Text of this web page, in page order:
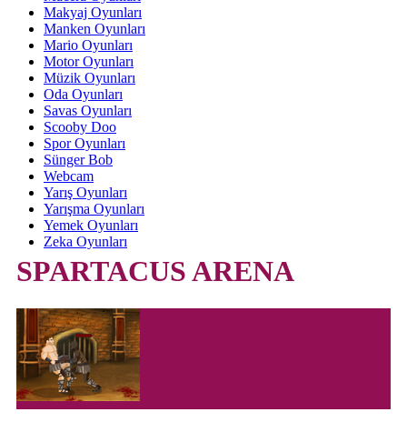
Makyaj Oyunları
Manken Oyunları
Mario Oyunları
Motor Oyunları
Müzik Oyunları
Oda Oyunları
Savas Oyunları
Scooby Doo
Spor Oyunları
Sünger Bob
Webcam
Yarış Oyunları
Yarışma Oyunları
Yemek Oyunları
Zeka Oyunları
SPARTACUS ARENA